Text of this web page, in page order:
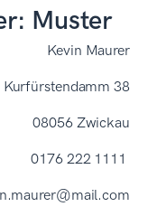
Muster
Kevin Maurer
Kurfürstendamm 38
08056 Zwickau
0176 222 1111